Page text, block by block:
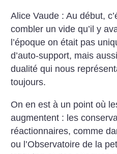
Alice Vaude : Au début,
combler un vide qu’il y
l’époque on était pas
d’auto-support, mais
dualité qui nous
toujours.
On en est à un point où
augmentent : les
réactionnaires, comme
ou l’Observatoire de la